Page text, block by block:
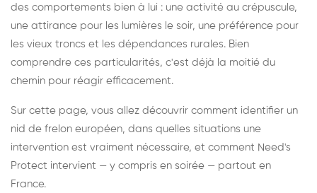
des comportements bien à lui : une activité au crépuscule,
une attirance pour les lumières le soir, une préférence pour
les vieux troncs et les dépendances rurales. Bien
comprendre ces particularités, c'est déjà la moitié du
chemin pour réagir efficacement.
Sur cette page, vous allez découvrir comment identifier un
nid de frelon européen, dans quelles situations une
intervention est vraiment nécessaire, et comment Need's
Protect intervient — y compris en soirée — partout en
France.